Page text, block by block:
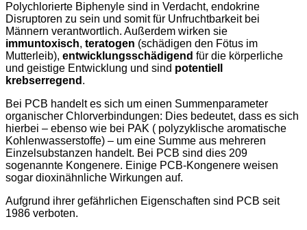
Polychlorierte Biphenyle sind in Verdacht, endokrine
Disruptoren zu sein und somit für Unfruchtbarkeit bei
Männern verantwortlich. Außerdem wirken sie
immuntoxisch, teratogen (schädigen den Fötus im
Mutterleib), entwicklungsschädigend für die körperliche
und geistige Entwicklung und sind potentiell
krebserregend .
Bei PCB handelt es sich um einen Summenparameter
organischer Chlorverbindungen: Dies bedeutet, dass es sich
hierbei – ebenso wie bei PAK ( polyzyklische aromatische
Kohlenwasserstoffe) – um eine Summe aus mehreren
Einzelsubstanzen handelt. Bei PCB sind dies 209
sogenannte Kongenere. Einige PCB-Kongenere weisen
sogar dioxinähnliche Wirkungen auf.
Aufgrund ihrer gefährlichen Eigenschaften sind PCB seit
1986 verboten.